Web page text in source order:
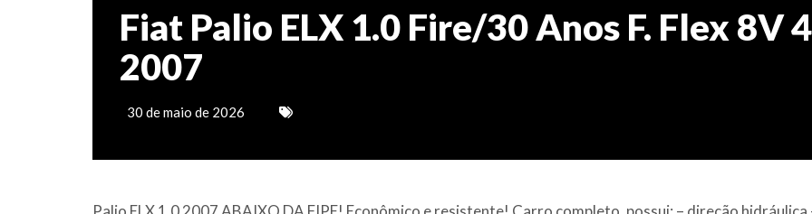
Fiat Palio ELX 1.0 Fire/30 Anos F. Flex 8V
2007
30 de maio de 2026